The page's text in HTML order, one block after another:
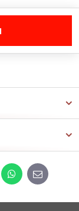
WhatsApp
E-
mail